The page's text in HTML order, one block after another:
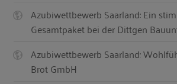
Azubiwettbewerb Saarland: Ein
Gesamtpaket bei der Dittgen
Azubiwettbewerb Saarland:
Brot GmbH